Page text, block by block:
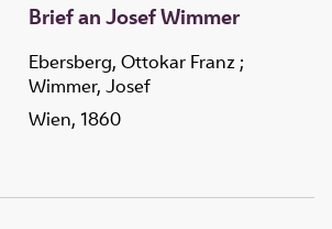
Brief an Josef Wimmer
Ebersberg, Ottokar Franz ;
Wimmer, Josef
Wien, 1860